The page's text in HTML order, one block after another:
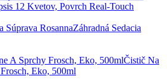
12 Kvetov, Povrch Real-Touch
Záhradná Sedacia
Čistič Na
Eko, 500ml